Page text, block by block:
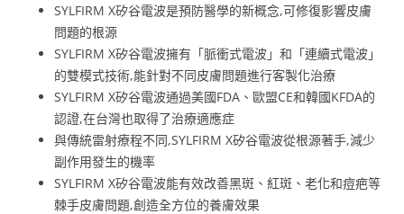
SYLFIRM X矽谷電波是預防醫學的新概念,可修復影響皮膚
問題的根源
SYLFIRM X矽谷電波擁有「脈衝式電波」和「連續式電波」
的雙模式技術,能針對不同皮膚問題進行客製化治療
SYLFIRM X矽谷電波通過美國FDA、歐盟CE和韓國KFDA的
認證,在台灣也取得了治療適應症
與傳統雷射療程不同,SYLFIRM X矽谷電波從根源著手,減少
副作用發生的機率
SYLFIRM X矽谷電波能有效改善黑斑、紅斑、老化和痘疤等
棘手皮膚問題,創造全方位的養膚效果